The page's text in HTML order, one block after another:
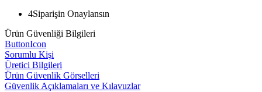
4Siparişin Onaylansın
Ürün Güvenliği Bilgileri
ButtonIcon
Sorumlu Kişi
Üretici Bilgileri
Ürün Güvenlik Görselleri
Güvenlik Açıklamaları ve Kılavuzlar